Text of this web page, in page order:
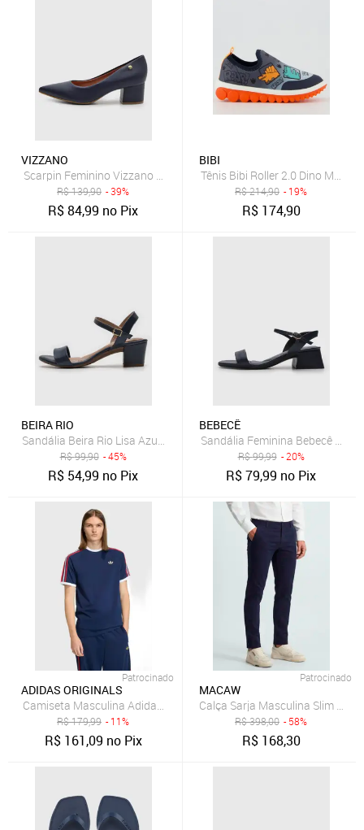
VIZZANO
Scarpin Feminino Vizzano Salto Bloco Ponta Fina Azul Marinho
R$139,90 - 39%
R$84,99 no Pix
BIBI
Tênis Bibi Roller 2.0 Dino
R$214,90 - 19%
R$ 174,90
BEIRA RIO
Sandália Beira Rio Lisa Azul-Marinho
R$99,90 - 45%
R$ 54,99 no Pix
BEBECÊ
Sandália Feminina Bebecê
R$99,99 - 20%
R$79,99 no Pix
Patrocinado
ADIDAS ORIGINALS
Camiseta Masculina Adidas Originals 3 Stripes Azul Marinho
R$179,99 - 11%
R$ 161,09 no Pix
Patrocinado
MACAW
R$398,00 - 58%
R$ 168,30